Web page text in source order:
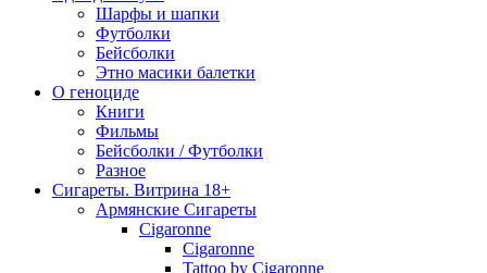
Шарфы и шапки
Футболки
Бейсболки
Этно масики балетки
О геноциде
Книги
Фильмы
Бейсболки / Футболки
Разное
Сигареты. Витрина 18+
Армянские Сигареты
Cigaronne
Cigaronne
Tattoo by Cigaronne